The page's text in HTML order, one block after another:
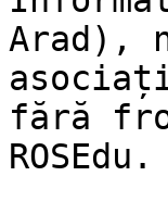
Arad),
fără
ROSEdu.